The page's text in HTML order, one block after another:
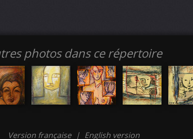
photos dans ce répertoire
Version française | English version